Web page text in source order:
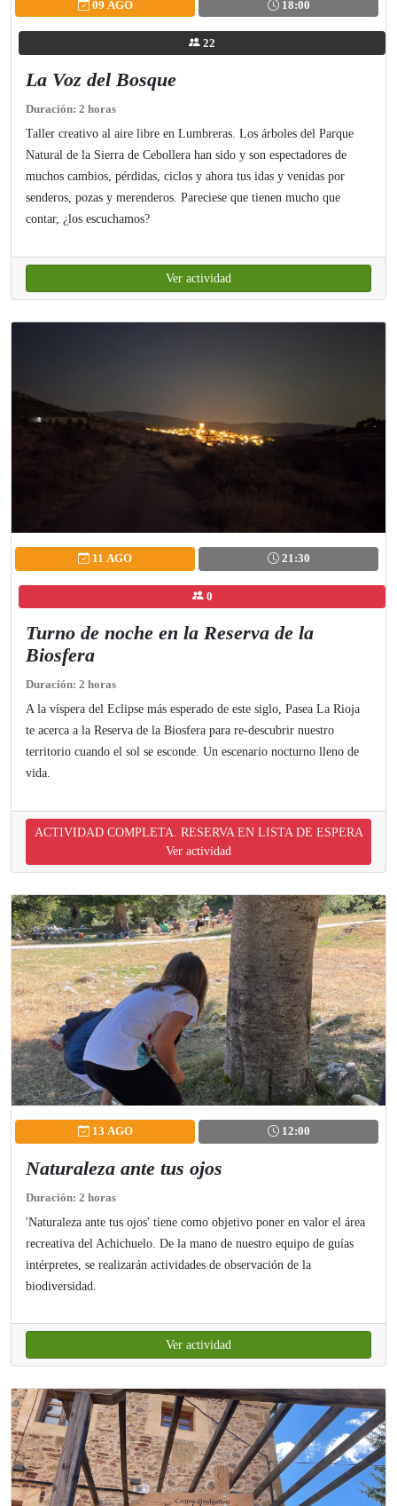
09 AGO 18:00
22
La Voz del Bosque
Duración: 2 horas
Taller creativo al aire libre en Lumbreras. Los árboles del Parque
Natural de la Sierra de Cebollera han sido y son espectadores de
muchos cambios, pérdidas, ciclos y ahora tus idas y venidas por
senderos, pozas y merenderos. Pareciese que tienen mucho que
contar, ¿los escuchamos?
Ver actividad
11 AGO 21:30
0
Turno de noche en la Reserva de la
Biosfera
Duración: 2 horas
A la víspera del Eclipse más esperado de este siglo, Pasea La Rioja
te acerca a la Reserva de la Biosfera para re-descubrir nuestro
territorio cuando el sol se esconde. Un escenario nocturno lleno de
vida.
ACTIVIDAD COMPLETA. RESERVA EN LISTA DE ESPERA
Ver actividad
13 AGO 12:00
Naturaleza ante tus ojos
Duración: 2 horas
'Naturaleza ante tus ojos' tiene como objetivo poner en valor el área
recreativa del Achichuelo. De la mano de nuestro equipo de guías
intérpretes, se realizarán actividades de observación de la
biodiversidad.
Ver actividad